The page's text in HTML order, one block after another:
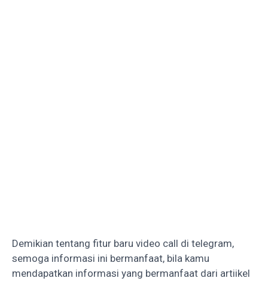
Demikian tentang fitur baru video call di telegram,
semoga informasi ini bermanfaat, bila kamu
mendapatkan informasi yang bermanfaat dari artiikel